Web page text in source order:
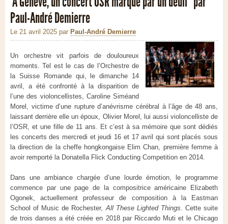
Paul-André Demierre
Le 21 avril 2025 par Paul-André Demierre
Un orchestre vit parfois de douloureux
moments. Tel est le cas de l’Orchestre de
la Suisse Romande qui, le dimanche 14
avril, a été confronté à la disparition de
l’une des violoncellistes, Caroline Siméand
Morel, victime d’une rupture d’anévrisme cérébral à l’âge de 48 ans,
laissant derrière elle un époux, Olivier Morel, lui aussi violoncelliste de
l’OSR, et une fille de 11 ans. Et c’est à sa mémoire que sont dédiés
les concerts des mercredi et jeudi 16 et 17 avril qui sont placés sous
la direction de la cheffe hongkongaise Elim Chan, première femme à
avoir remporté la Donatella Flick Conducting Competition en 2014.
Dans une ambiance chargée d’une lourde émotion, le programme
commence par une page de la compositrice américaine Elizabeth
Ogonek, actuellement professeur de composition à la Eastman
School of Music de Rochester,All These Lighted Things. Cette suite
de trois danses a été créée en 2018 par Riccardo Muti et le Chicago